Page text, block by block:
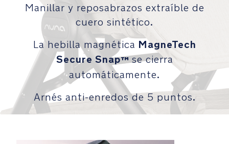
vez
plegada
Detalles
premium
cubierta
para
la
protege
Manillar y reposabrazos extraíble de
cuero sintético.
La hebilla magnética MagneTech
Secure Snap™ se cierra
automáticamente.
Arnés anti-enredos de 5 puntos.